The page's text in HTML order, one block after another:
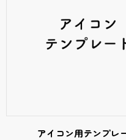
アイコン用テンプレ